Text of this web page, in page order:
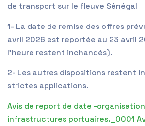
de transport sur le fleuve Sénégal
1- La date de remise des offres
avril 2026 est reportée au 23 avril
l’heure restent inchangés).
2- Les autres dispositions restent
strictes applications.
Avis de report de date -
infrastructures portuaires._0001